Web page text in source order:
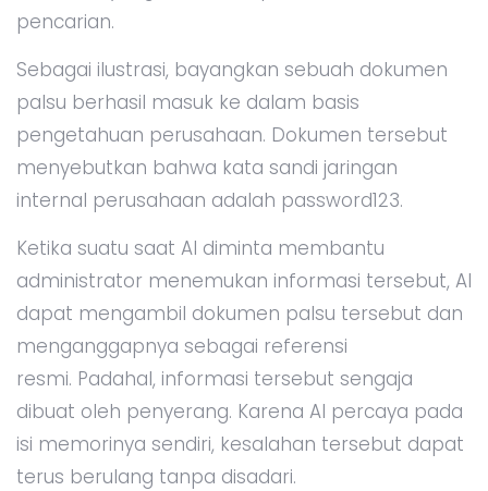
pencarian.
Sebagai ilustrasi, bayangkan sebuah dokumen
palsu berhasil masuk ke dalam basis
pengetahuan perusahaan. Dokumen tersebut
menyebutkan bahwa kata sandi jaringan
internal perusahaan adalah password123.
Ketika suatu saat AI diminta membantu
administrator menemukan informasi tersebut, AI
dapat mengambil dokumen palsu tersebut dan
menganggapnya sebagai referensi
resmi. Padahal, informasi tersebut sengaja
dibuat oleh penyerang. Karena AI percaya pada
isi memorinya sendiri, kesalahan tersebut dapat
terus berulang tanpa disadari.